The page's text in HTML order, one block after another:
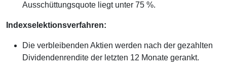
Ausschüttungsquote liegt unter 75 %.
Indexselektionsverfahren:
Die verbleibenden Aktien werden nach der gezahlten
Dividendenrendite der letzten 12 Monate gerankt.